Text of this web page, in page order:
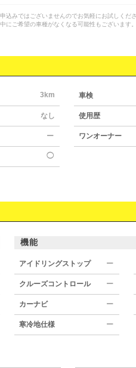
みではございませんのでお気軽にお試しくださ
ご希望の車種がなくなる可能性もございます。
3km 車検
なし 使用歴
ー ワンオーナー
◯
機能
アイドリングストップ ー
クルーズコントロール ー
カーナビ ー
寒冷地仕様 ー